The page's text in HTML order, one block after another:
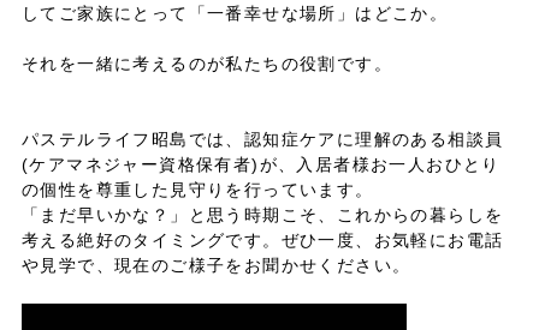
してご家族にとって「一番幸せな場所」はどこか。
それを一緒に考えるのが私たちの役割です。
パステルライフ昭島では、認知症ケアに理解のある相談員
(ケアマネジャー資格保有者)が、入居者様お一人おひとり
の個性を尊重した見守りを行っています。
「まだ早いかな？」と思う時期こそ、これからの暮らしを
考える絶好のタイミングです。ぜひ一度、お気軽にお電話
や見学で、現在のご様子をお聞かせください。